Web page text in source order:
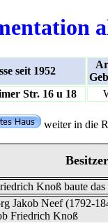
seit 1952
Str. 16 u 18
weiter in die
Besitzer
Knoß baute das
Jakob Neef (1792-
Friedrich Knoß